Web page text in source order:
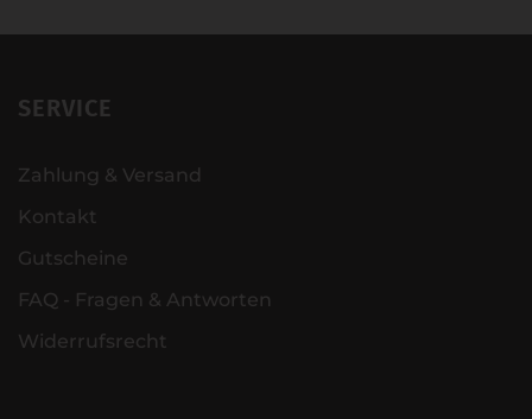
SERVICE
Zahlung & Versand
Kontakt
Gutscheine
FAQ - Fragen & Antworten
Widerrufsrecht